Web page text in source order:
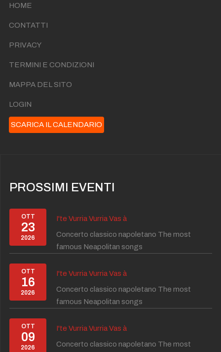
HOME
CONTATTI
PRIVACY
TERMINI E CONDIZIONI
MAPPA DEL SITO
LOGIN
SCARICA IL CALENDARIO
PROSSIMI EVENTI
OTT
23
2026
I'te Vurria Vurria Vas à
Concerto classico napoletano The most
famous Neapolitan songs
OTT
16
2026
I'te Vurria Vurria Vas à
Concerto classico napoletano The most
famous Neapolitan songs
OTT
09
2026
I'te Vurria Vurria Vas à
Concerto classico napoletano The most